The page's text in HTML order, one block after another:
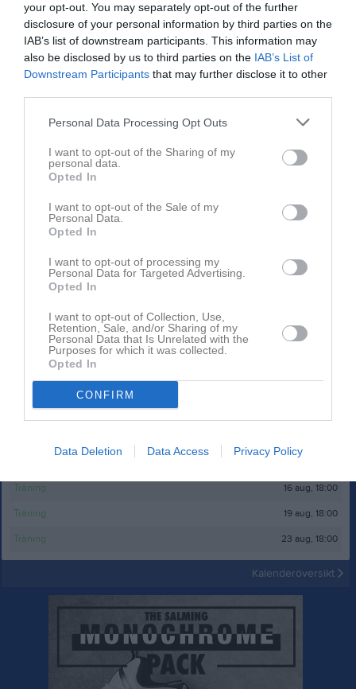
your opt-out. You may separately opt-out of the further
disclosure of your personal information by third parties on the
IAB’s list of downstream participants. This information may
also be disclosed by us to third parties on the IAB’s List of
Downstream Participants that may further disclose it to other
Personal Data Processing Opt Outs
I want to opt-out of the Sharing of my
personal data.
Opted In
I want to opt-out of the Sale of my
Personal Data.
Opted In
I want to opt-out of processing my
Personal Data for Targeted Advertising.
Opted In
I want to opt-out of Collection, Use,
Retention, Sale, and/or Sharing of my
Personal Data that Is Unrelated with the
Purposes for which it was collected.
Opted In
CONFIRM
Data Deletion Data Access Privacy Policy
Senast uppladdade video
Ingen video uppladdad
Logga in och ladda upp ert första klipp
Senast uppdaterade album
Kalender
Träning 16 aug, 18:00
Träning 19 aug, 18:00
Träning 23 aug, 18:00
Kalenderöversikt